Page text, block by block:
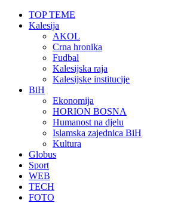
TOP TEME
Kalesija
AKOL
Crna hronika
Fudbal
Kalesijska raja
Kalesijske institucije
BiH
Ekonomija
HORION BOSNA
Humanost na djelu
Islamska zajednica BiH
Kultura
Globus
Sport
WEB
TECH
FOTO